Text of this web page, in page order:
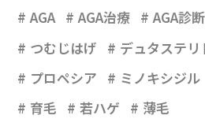
AGA AGA治療 AGA診断
つむじはげ
デュタステリ
プロペシア
ミノキシジル
育毛
若ハゲ 薄毛